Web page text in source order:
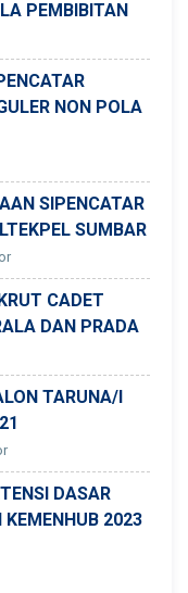
PEMBIBITAN
NON POLA
SIPENCATAR
SUMBAR
CADET
DAN PRADA
TARUNA/I
DASAR
2023